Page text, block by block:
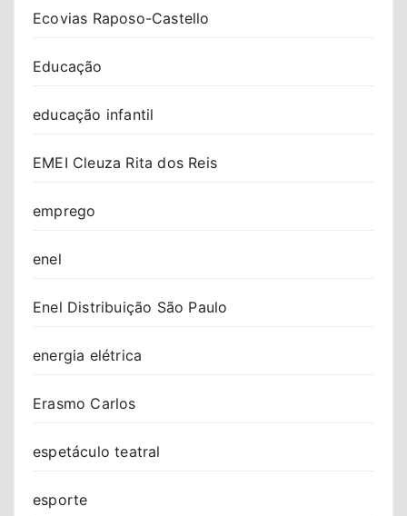
Ecovias Raposo-Castello
Educação
educação infantil
EMEI Cleuza Rita dos Reis
emprego
enel
Enel Distribuição São Paulo
energia elétrica
Erasmo Carlos
espetáculo teatral
esporte